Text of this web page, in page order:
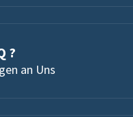
?
an Uns